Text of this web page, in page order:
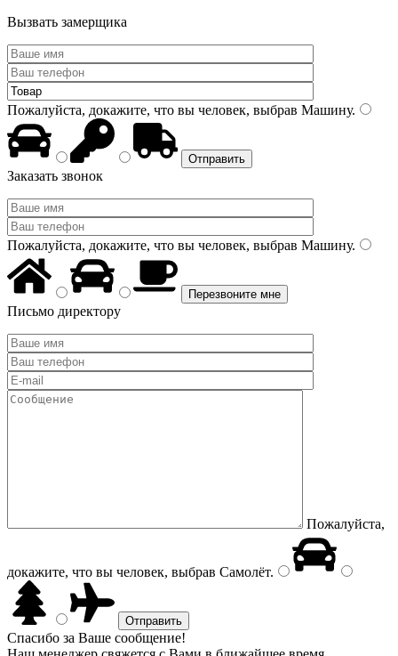
Вызвать замерщика
Пожалуйста, докажите, что вы человек, выбрав Машину.
Заказать звонок
Пожалуйста, докажите, что вы человек, выбрав Машину.
Письмо директору
Пожалуйста,
докажите, что вы человек, выбрав Самолёт.
Спасибо за Ваше сообщение!